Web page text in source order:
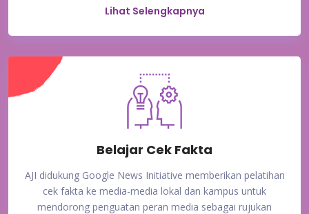
Lihat Selengkapnya
Belajar Cek Fakta
AJI didukung Google News Initiative memberikan pelatihan
cek fakta ke media-media lokal dan kampus untuk
mendorong penguatan peran media sebagai rujukan